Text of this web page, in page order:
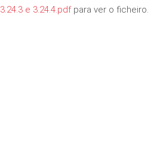
3.24.3 e 3.24.4.pdfpara ver o ficheiro.